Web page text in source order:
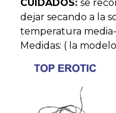
CUIDADOS: se
dejar secando a la
temperatura
Medidas: ( la